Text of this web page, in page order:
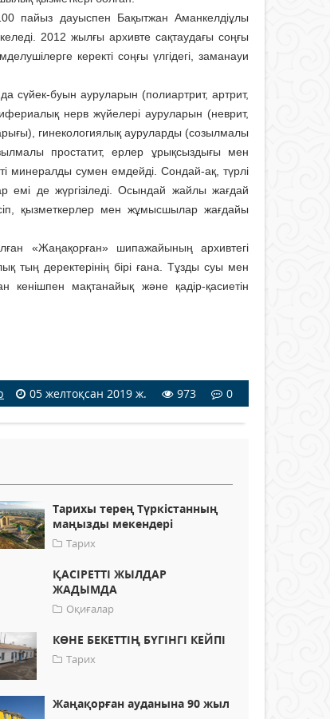
пайыз дауыспен Бақытжан Аманкелдіұлы
2012 жылғы архивте сақтаудағы соңғы
керекті соңғы үлгідегі, заманауи
сүйек-буын ауруларын (полиартрит, артрит,
нерв жүйелері ауруларын (неврит,
гинекологиялық ауруларды (созылмалы
простатит, ерлер ұрықсыздығы мен
минералды сумен емдейді. Сондай-ақ, түрлі
емі де жүргізіледі. Осындай жайлы жағдай
қызметкерлер мен жұмысшылар жағдайы
«Жаңақорған» шипажайының архивтегі
тың деректерінің бірі ғана. Тұзды суы мен
мақтанайық және қадір-қасиетін
05 желтоқсан 2019 ж. 973 0
Тарихы терең Түркістанның
маңызды мекендері
Тарих
ҚАСІРЕТТІ ЖЫЛДАР
ЖАДЫМДА
Оқиғалар
КӨНЕ БЕКЕТТІҢ БҮГІНГІ КЕЙПІ
Тарих
Жаңақорған ауданына 90 жыл